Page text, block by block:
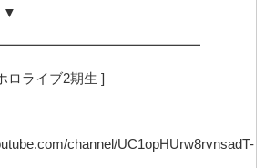
▼
ロライブ2期生 ]
channel/UC1opHUrw8rvnsadT-